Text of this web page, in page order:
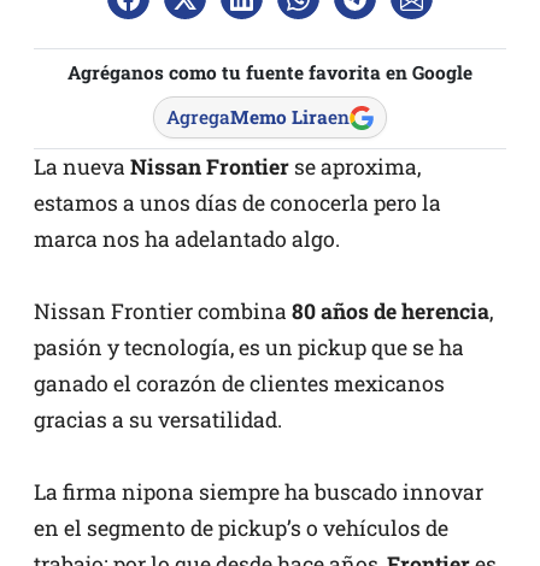
Agréganos como tu fuente favorita en Google
AgregaMemo Liraen
La nueva Nissan Frontier se aproxima,
estamos a unos días de conocerla pero la
marca nos ha adelantado algo.
Nissan Frontier combina 80 años de herencia,
pasión y tecnología, es un pickup que se ha
ganado el corazón de clientes mexicanos
gracias a su versatilidad.
La firma nipona siempre ha buscado innovar
en el segmento de pickup’s o vehículos de